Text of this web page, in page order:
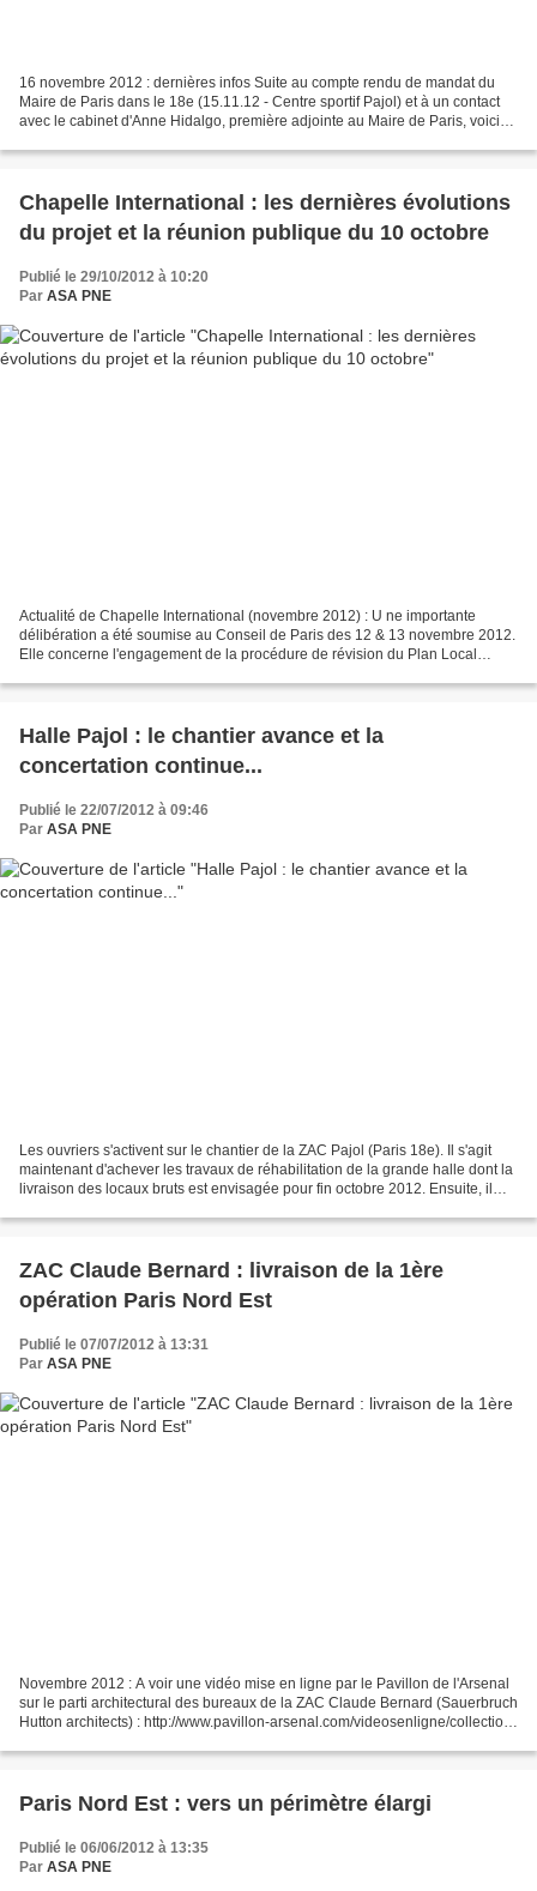
16 novembre 2012 : dernières infos Suite au compte rendu de mandat du
Maire de Paris dans le 18e (15.11.12 - Centre sportif Pajol) et à un contact
avec le cabinet d'Anne Hidalgo, première adjointe au Maire de Paris, voici
Chapelle International : les dernières évolutions
du projet et la réunion publique du 10 octobre
Publié le 29/10/2012 à 10:20
Par ASA PNE
Actualité de Chapelle International (novembre 2012) : U ne importante
délibération a été soumise au Conseil de Paris des 12 & 13 novembre 2012.
Elle concerne l'engagement de la procédure de révision du Plan Local
Halle Pajol : le chantier avance et la
concertation continue...
Publié le 22/07/2012 à 09:46
Par ASA PNE
Les ouvriers s'activent sur le chantier de la ZAC Pajol (Paris 18e). Il s'agit
maintenant d'achever les travaux de réhabilitation de la grande halle dont la
livraison des locaux bruts est envisagée pour fin octobre 2012. Ensuite, il
ZAC Claude Bernard : livraison de la 1ère
opération Paris Nord Est
Publié le 07/07/2012 à 13:31
Par ASA PNE
Novembre 2012 : A voir une vidéo mise en ligne par le Pavillon de l'Arsenal
sur le parti architectural des bureaux de la ZAC Claude Bernard (Sauerbruch
Hutton architects) : http://www.pavillon-arsenal.com/videosenligne/collection-
Paris Nord Est : vers un périmètre élargi
Publié le 06/06/2012 à 13:35
Par ASA PNE